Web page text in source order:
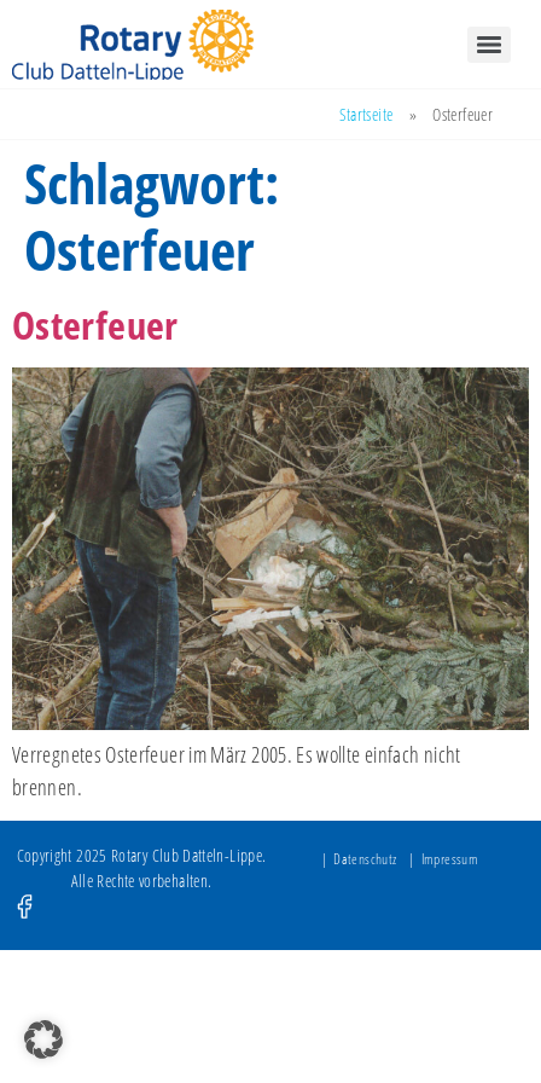
Startseite » Osterfeuer
Schlagwort:
Osterfeuer
Osterfeuer
Verregnetes Osterfeuer im März 2005. Es wollte einfach nicht
brennen.
Copyright 2025 Rotary Club Datteln-Lippe.
Alle Rechte vorbehalten.
Datenschutz Impressum